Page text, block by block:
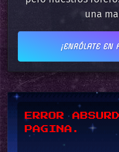
una
¡ENRÓLATE EN
*UPSSS*